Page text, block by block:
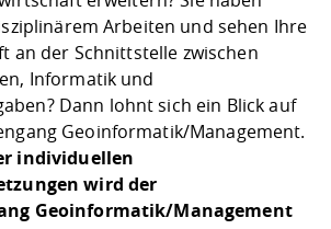
Checkliste zum
und Physik
Digitales Lernen
Studentenwerk
Angebote der
Formulare und
Internationale
Gründung und
Klimaschutz &
Förderverein
Maschinenbau
Arbeiten und sehen Ihre
an der Schnittstelle zwischen
Informatik und
Dann lohnt sich ein Blick auf
Geoinformatik/Management.
individuellen
wird der
Geoinformatik/Management